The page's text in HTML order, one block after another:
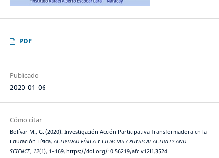
PDF
Publicado
2020-01-06
Cómo citar
Bolívar M., G. (2020). Investigación Acción Participativa Transformadora en la
Educación Física.ACTIVIDAD FÍSICA Y CIENCIAS / PHYSICAL ACTIVITY AND
SCIENCE, 12(1), 1–169. https://doi.org/10.56219/afc.v12i1.3524